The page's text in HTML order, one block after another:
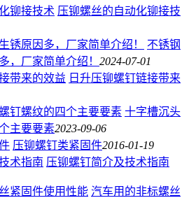
压铆螺丝的自动化铆接技
不锈钢
，厂家简单介绍！ 2024-07-01
日升压铆螺钉链接带来
十字槽沉头
主要要素2023-09-06
压铆螺钉类紧固件2016-01-19
压铆螺钉简介及技术指南
汽车用的非标螺丝